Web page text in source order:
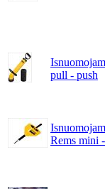
pull - push
Rems mini